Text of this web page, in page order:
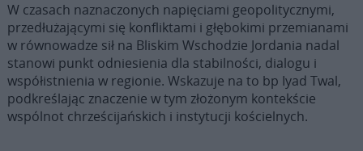
W czasach naznaczonych napięciami geopolitycznymi,
przedłużającymi się konfliktami i głębokimi przemianami
w równowadze sił na Bliskim Wschodzie Jordania nadal
stanowi punkt odniesienia dla stabilności, dialogu i
współistnienia w regionie. Wskazuje na to bp Iyad Twal,
podkreślając znaczenie w tym złożonym kontekście
wspólnot chrześcijańskich i instytucji kościelnych.